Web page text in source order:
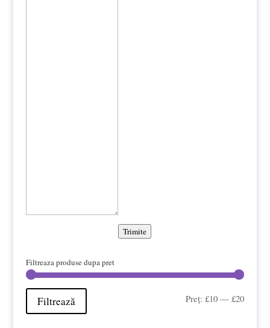
Trimite
Filtreaza produse dupa pret
Preț
Preț
Filtrează Preț:£10 —£20